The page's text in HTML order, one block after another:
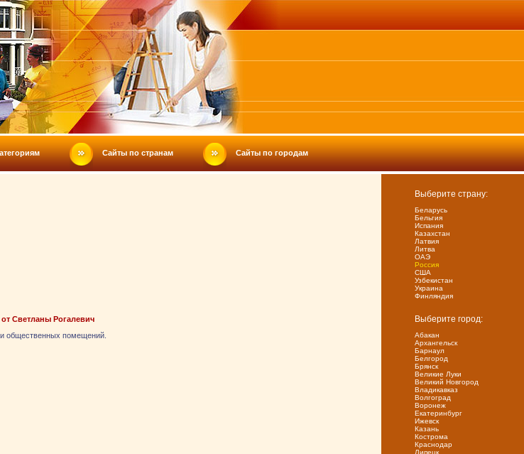
Сайты по странам Сайты по городам
Светланы Рогалевич
общественных помещений.
Выберите страну:
Беларусь
Бельгия
Испания
Казахстан
Латвия
Литва
ОАЭ
Россия
США
Узбекистан
Украина
Финляндия
Выберите город:
Абакан
Архангельск
Барнаул
Белгород
Брянск
Великие Луки
Великий Новгород
Владикавказ
Волгоград
Воронеж
Екатеринбург
Ижевск
Казань
Кострома
Краснодар
Липецк